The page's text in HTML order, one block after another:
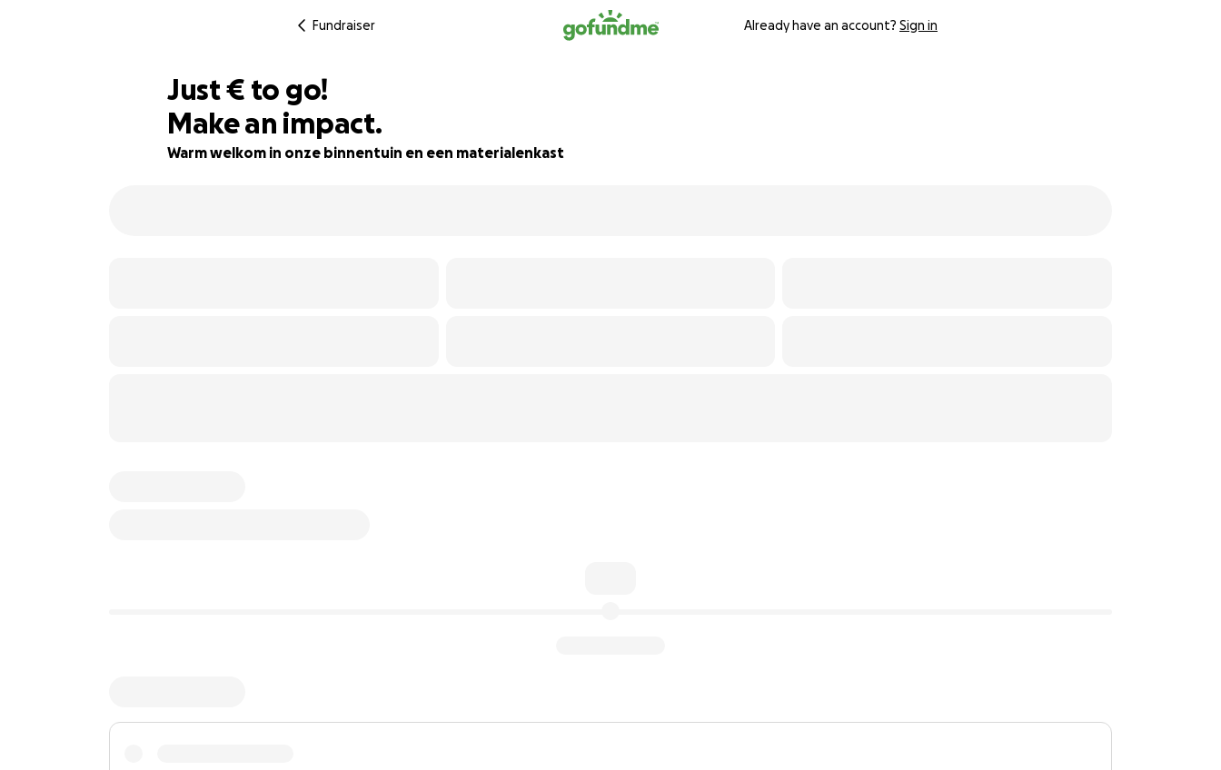
Fundraiser Already have an account? Sign in
89% complete
Just€190
€ to go!
Make an impact.
Warm welkom in onze binnentuin en een materialenkast